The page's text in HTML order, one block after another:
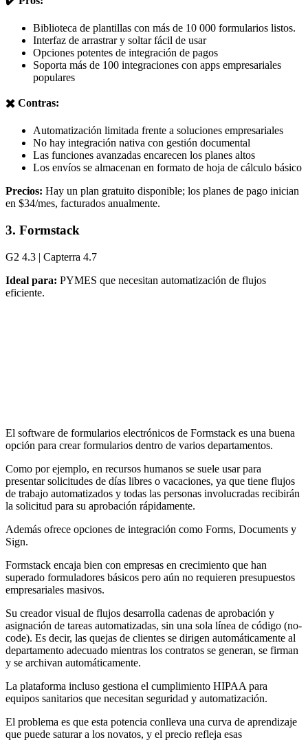
Biblioteca de plantillas con más de 10 000 formularios listos.
Interfaz de arrastrar y soltar fácil de usar
Opciones potentes de integración de pagos
Soporta más de 100 integraciones con apps empresariales
populares
✖️ Contras:
Automatización limitada frente a soluciones empresariales
No hay integración nativa con gestión documental
Las funciones avanzadas encarecen los planes altos
Los envíos se almacenan en formato de hoja de cálculo básico
Precios: Hay un plan gratuito disponible; los planes de pago inician
en $34/mes, facturados anualmente.
3. Formstack
G2 4.3 | Capterra 4.7
Ideal para: PYMES que necesitan automatización de flujos
eficiente.
El software de formularios electrónicos de Formstack es una buena
opción para crear formularios dentro de varios departamentos.
Como por ejemplo, en recursos humanos se suele usar para
presentar solicitudes de días libres o vacaciones, ya que tiene flujos
de trabajo automatizados y todas las personas involucradas recibirán
la solicitud para su aprobación rápidamente.
Además ofrece opciones de integración como Forms, Documents y
Sign.
Formstack encaja bien con empresas en crecimiento que han
superado formuladores básicos pero aún no requieren presupuestos
empresariales masivos.
Su creador visual de flujos desarrolla cadenas de aprobación y
asignación de tareas automatizadas, sin una sola línea de código (no-
code). Es decir, las quejas de clientes se dirigen automáticamente al
departamento adecuado mientras los contratos se generan, se firman
y se archivan automáticamente.
La plataforma incluso gestiona el cumplimiento HIPAA para
equipos sanitarios que necesitan seguridad y automatización.
El problema es que esta potencia conlleva una curva de aprendizaje
que puede saturar a los novatos, y el precio refleja esas